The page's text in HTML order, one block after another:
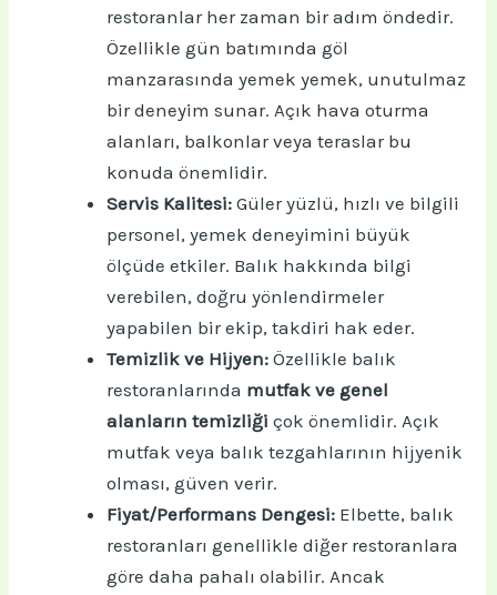
restoranlar her zaman bir adım öndedir.
Özellikle gün batımında göl
manzarasında yemek yemek, unutulmaz
bir deneyim sunar. Açık hava oturma
alanları, balkonlar veya teraslar bu
konuda önemlidir.
Servis Kalitesi: Güler yüzlü, hızlı ve bilgili
personel, yemek deneyimini büyük
ölçüde etkiler. Balık hakkında bilgi
verebilen, doğru yönlendirmeler
yapabilen bir ekip, takdiri hak eder.
Temizlik ve Hijyen: Özellikle balık
restoranlarında mutfak ve genel
alanların temizliği çok önemlidir. Açık
mutfak veya balık tezgahlarının hijyenik
olması, güven verir.
Fiyat/Performans Dengesi: Elbette, balık
restoranları genellikle diğer restoranlara
göre daha pahalı olabilir. Ancak